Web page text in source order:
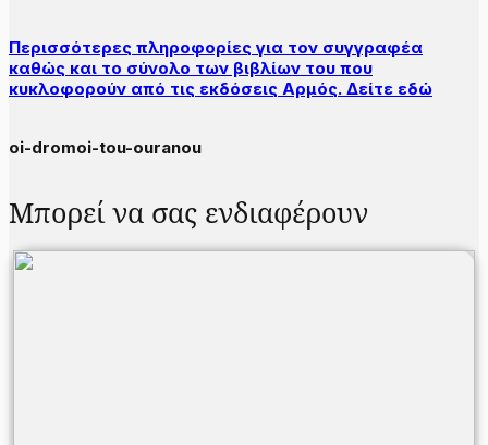
Περισσότερες πληροφορίες για τον συγγραφέα
καθώς και το σύνολο των βιβλίων του που
κυκλοφορούν από τις εκδόσεις Αρμός. Δείτε εδώ
oi-dromoi-tou-ouranou
Μπορεί να σας ενδιαφέρουν